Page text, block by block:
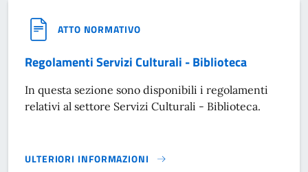
ATTO NORMATIVO
Regolamenti Servizi Culturali - Biblioteca
In questa sezione sono disponibili i regolamenti
relativi al settore Servizi Culturali - Biblioteca.
ULTERIORI INFORMAZIONI
REGOLAMENTI SERVIZI CULTURALI - BIBLIOTECA}